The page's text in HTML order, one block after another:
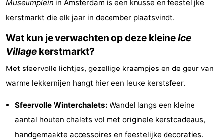
Attracties
Zien
doen
-
Musea
-
Museumplein in Amsterdam is een knusse en feestelijke
kerstmarkt die elk jaar in december plaatsvindt.
Wat kun je verwachten op deze kleineIce
Village kerstmarkt?
Met sfeervolle lichtjes, gezellige kraampjes en de geur van
warme lekkernijen hangt hier een leuke kerstsfeer.
Sfeervolle Winterchalets: Wandel langs een kleine
aantal houten chalets vol met originele kerstcadeaus,
handgemaakte accessoires en feestelijke decoraties.